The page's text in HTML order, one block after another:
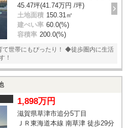
45.47坪(41.74万円 /坪)
土地面積 150.31㎡
建ぺい率 60.0(%)
容積率 200.0(%)
世帯にもぴったり！ ◆徒歩圏内に生活
！
1,898万円
滋賀県草津市追分5丁目
ＪＲ東海道本線 南草津 徒歩29分